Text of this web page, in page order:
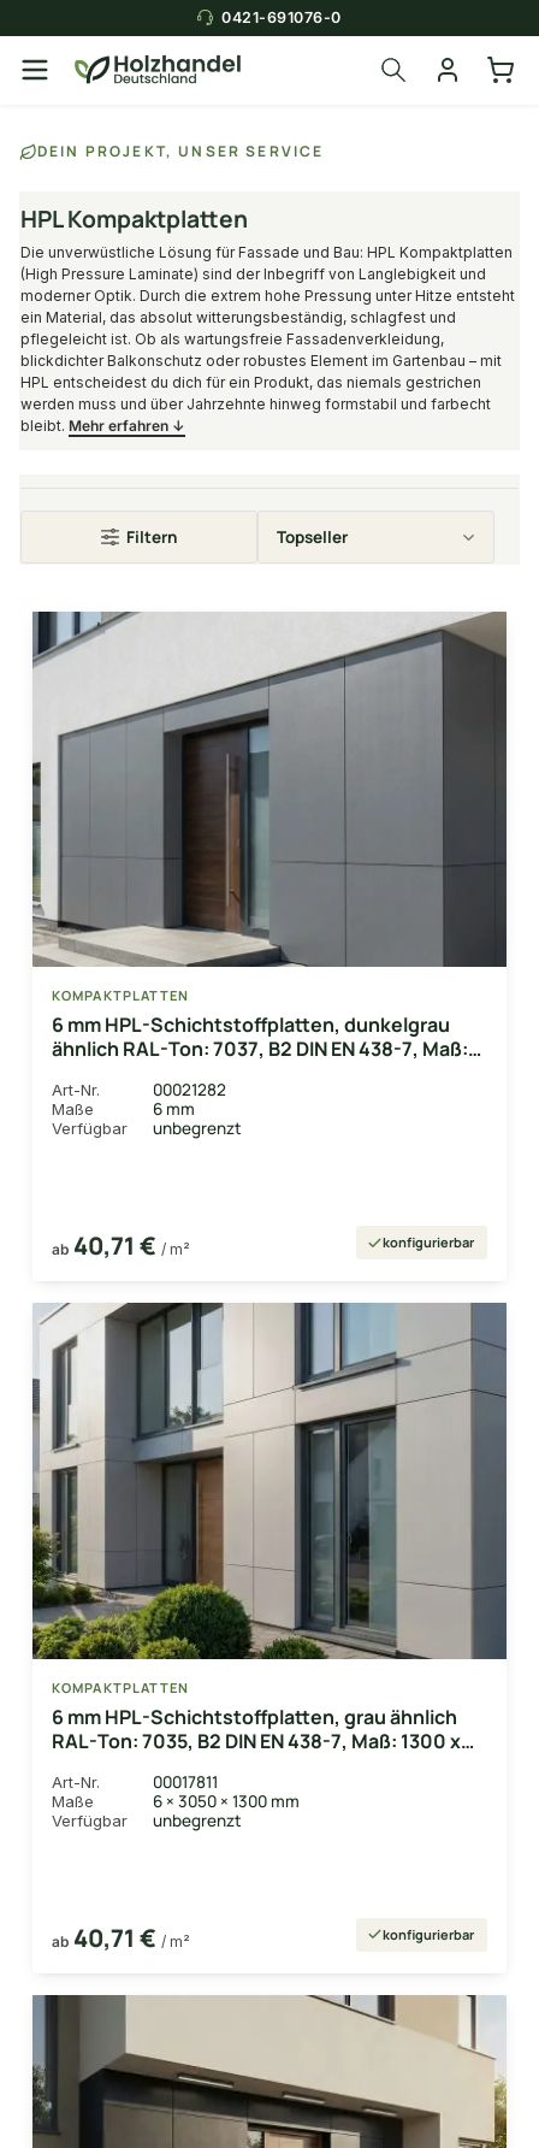
0421-691076-0
DEIN PROJEKT, UNSER SERVICE
HPL Kompaktplatten
Die unverwüstliche Lösung für Fassade und Bau: HPL Kompaktplatten
(High Pressure Laminate) sind der Inbegriff von Langlebigkeit und
moderner Optik. Durch die extrem hohe Pressung unter Hitze entsteht
ein Material, das absolut witterungsbeständig, schlagfest und
pflegeleicht ist. Ob als wartungsfreie Fassadenverkleidung,
blickdichter Balkonschutz oder robustes Element im Gartenbau – mit
HPL entscheidest du dich für ein Produkt, das niemals gestrichen
werden muss und über Jahrzehnte hinweg formstabil und farbecht
bleibt. Mehr erfahren ↓
Filtern
KOMPAKTPLATTEN
6 mm HPL-Schichtstoffplatten, dunkelgrau
ähnlich RAL-Ton: 7037, B2 DIN EN 438-7, Maß:
Art-Nr. 00021282
Maße 6 mm
Verfügbar unbegrenzt
ab 40,71 € / m² konfigurierbar
KOMPAKTPLATTEN
6 mm HPL-Schichtstoffplatten, grau ähnlich
RAL-Ton: 7035, B2 DIN EN 438-7, Maß: 1300 x
Art-Nr. 00017811
Maße 6 × 3050 × 1300 mm
Verfügbar unbegrenzt
ab 40,71 € / m² konfigurierbar